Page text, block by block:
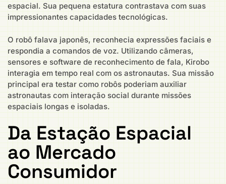
espacial. Sua pequena estatura contrastava com suas
impressionantes capacidades tecnológicas.
O robô falava japonês, reconhecia expressões faciais e
respondia a comandos de voz. Utilizando câmeras,
sensores e software de reconhecimento de fala, Kirobo
interagia em tempo real com os astronautas. Sua missão
principal era testar como robôs poderiam auxiliar
astronautas com interação social durante missões
espaciais longas e isoladas.
Da Estação Espacial
ao Mercado
Consumidor